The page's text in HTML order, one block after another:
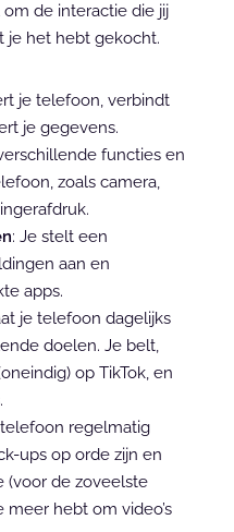
de interactie die jij
je het hebt gekocht.
je telefoon, verbindt
je gegevens.
functies en
zoals camera,
: Je stelt een
aan en
apps.
je telefoon dagelijks
doelen. Je belt,
op TikTok, en
regelmatig
ups op orde zijn en
(voor de zoveelste
hebt om video’s